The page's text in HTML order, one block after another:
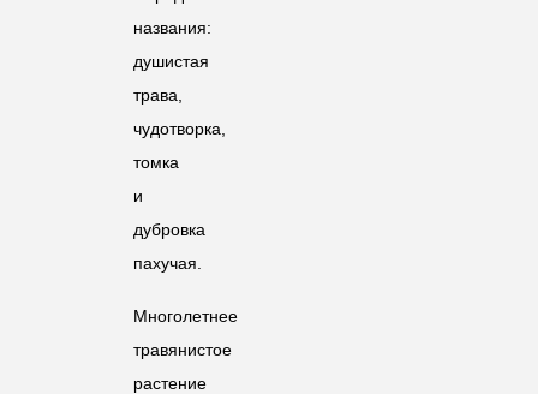
названия:
душистая
трава,
чудотворка,
томка
и
дубровка
пахучая.
Многолетнее
травянистое
растение